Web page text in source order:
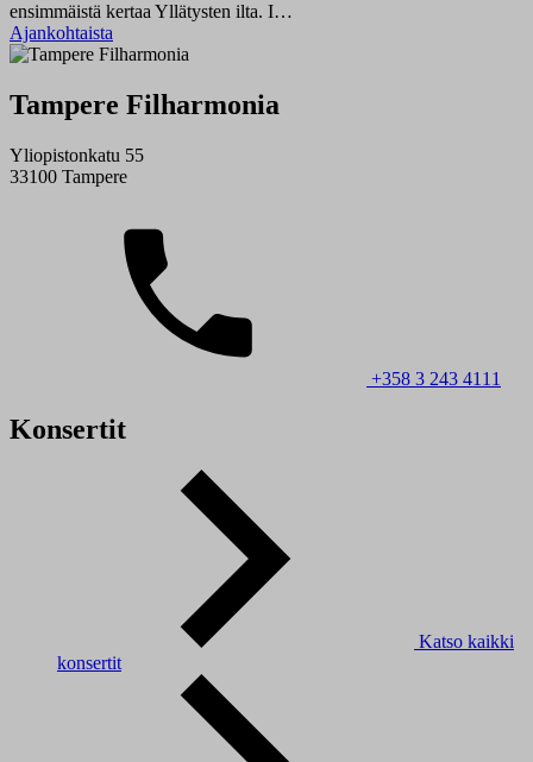
ensimmäistä kertaa Yllätysten ilta. I…
Ajankohtaista
Tampere Filharmonia
Yliopistonkatu 55
33100 Tampere
+358 3 243 4111
Konsertit
Katso kaikki
konsertit